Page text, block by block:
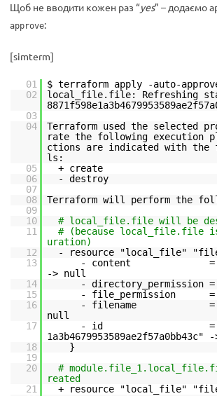
Щоб не вводити кожен раз “yes” – додаємо
approve:
[simterm]
01
$ terraform apply -auto-
02
local_file.file: Refreshing
03
04
Terraform used the selected
rate the following execution
ctions are indicated with the
ls:
05
+ create
06
- destroy
07
08
Terraform will perform the
09
10
# local_file.file will be
11
# (because local_file.file
uration)
12
- resource "local_file"
13
- content =
-> null
14
- directory_permission
15
- file_permission =
16
- filename =
null
17
- id =
1a3b4679953589ae2f57a0bb43c"
18
}
19
20
#
reated
21
+ resource "local_file"